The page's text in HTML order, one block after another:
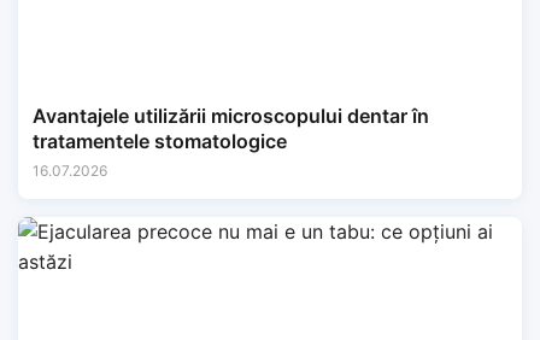
Avantajele utilizării microscopului dentar în
tratamentele stomatologice
16.07.2026